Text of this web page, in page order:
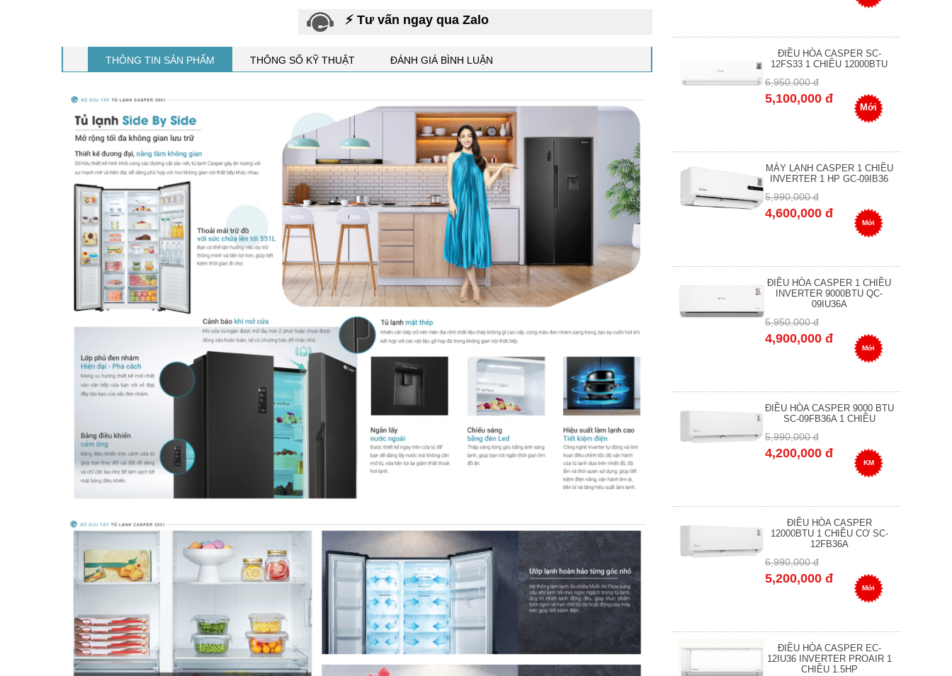
⚡ Tư vấn ngay qua Zalo
THÔNG TIN SẢN PHẨM THÔNG SỐ KỸ THUẬT ĐÁNH GIÁ BÌNH LUẬN
ĐIỀU HÒA CASPER SC-
12FS33 1 CHIỀU 12000BTU
6,950,000 đ
5,100,000 đ
Mới
MÁY LẠNH CASPER 1 CHIỀU
INVERTER 1 HP GC-09IB36
5,990,000 đ
4,600,000 đ
Mới
ĐIỀU HÒA CASPER 1 CHIỀU
INVERTER 9000BTU QC-
09IU36A
5,950,000 đ
4,900,000 đ
Mới
ĐIỀU HÒA CASPER 9000 BTU
SC-09FB36A 1 CHIỀU
5,990,000 đ
4,200,000 đ
KM
ĐIỀU HÒA CASPER
12000BTU 1 CHIỀU CƠ SC-
12FB36A
6,990,000 đ
5,200,000 đ
Mới
ĐIỀU HÒA CASPER EC-
12IU36 INVERTER PROAIR 1
CHIỀU 1.5HP